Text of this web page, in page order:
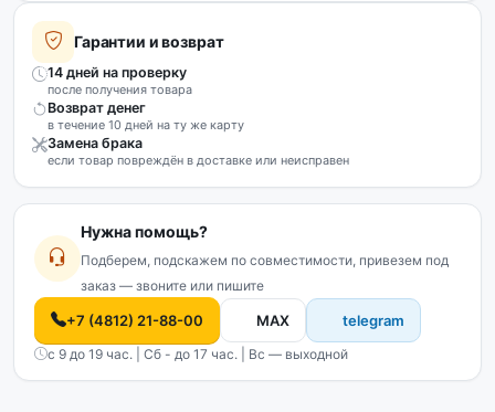
Гарантии и возврат
14 дней на проверку
после получения товара
Возврат денег
в течение 10 дней на ту же карту
Замена брака
если товар повреждён в доставке или неисправен
Нужна помощь?
Подберем, подскажем по совместимости, привезем под
заказ — звоните или пишите
+7 (4812) 21-88-00 MAX telegram
с 9 до 19 час. | Сб - до 17 час. | Вс — выходной